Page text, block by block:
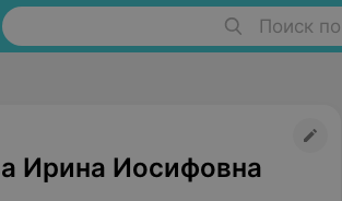
Поиск
Ирина Иосифовна